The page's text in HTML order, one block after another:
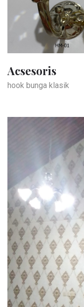
Acsesoris
hook bunga klasik